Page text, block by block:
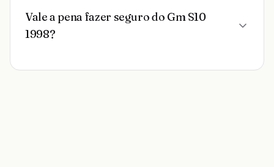
Vale a pena fazer seguro do Gm S10
1998?